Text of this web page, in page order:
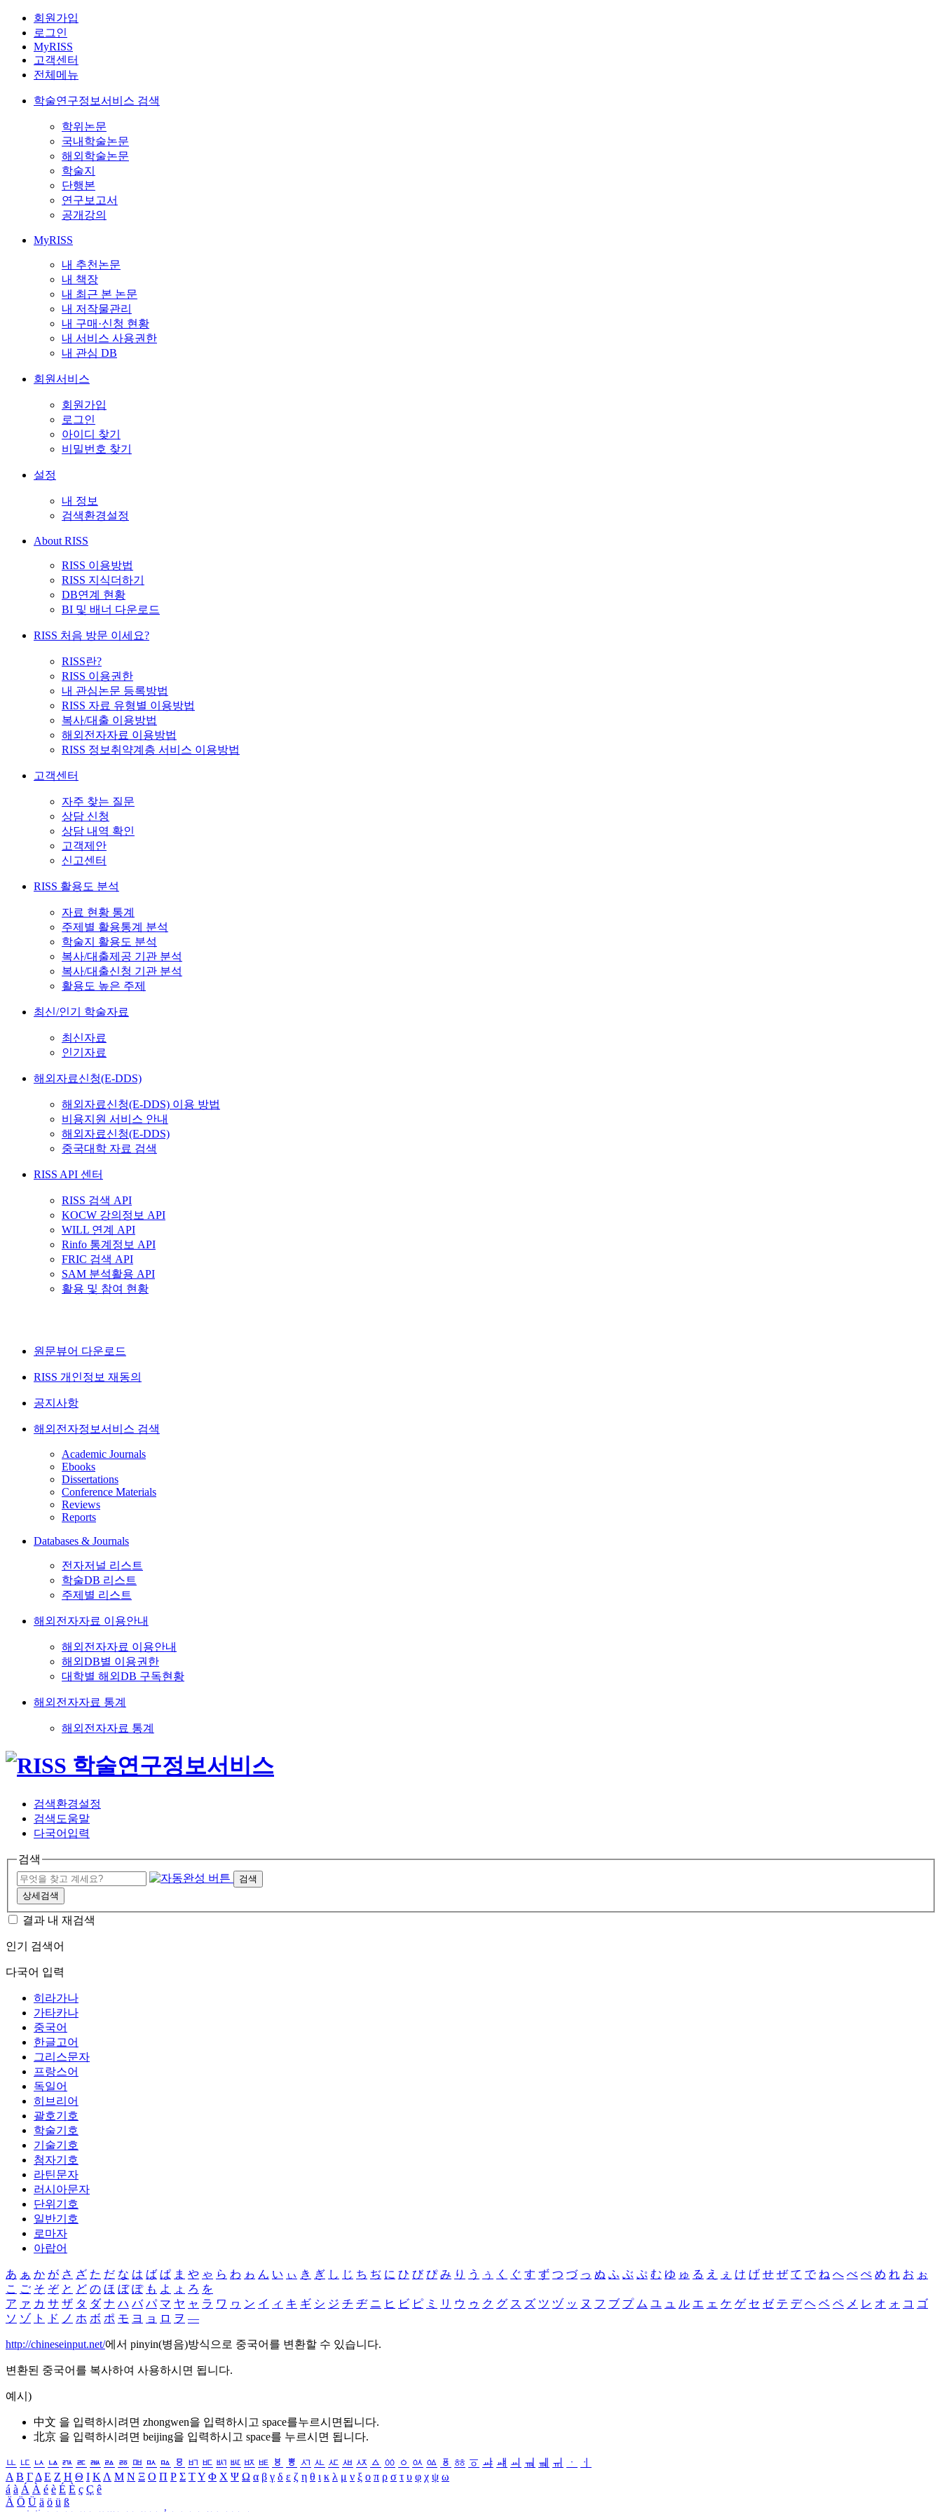
회원가입
로그인
MyRISS
고객센터
전체메뉴
학술연구정보서비스 검색
학위논문
국내학술논문
해외학술논문
학술지
단행본
연구보고서
공개강의
MyRISS
내 추천논문
내 책장
내 최근 본 논문
내 저작물관리
내 구매·신청 현황
내 서비스 사용권한
내 관심 DB
회원서비스
회원가입
로그인
아이디 찾기
비밀번호 찾기
설정
내 정보
검색환경설정
About RISS
RISS 이용방법
RISS 지식더하기
DB연계 현황
BI 및 배너 다운로드
RISS 처음 방문 이세요?
RISS란?
RISS 이용권한
내 관심논문 등록방법
RISS 자료 유형별 이용방법
복사/대출 이용방법
해외전자자료 이용방법
RISS 정보취약계층 서비스 이용방법
고객센터
자주 찾는 질문
상담 신청
상담 내역 확인
고객제안
신고센터
RISS 활용도 분석
자료 현황 통계
주제별 활용통계 분석
학술지 활용도 분석
복사/대출제공 기관 분석
복사/대출신청 기관 분석
활용도 높은 주제
최신/인기 학술자료
최신자료
인기자료
해외자료신청(E-DDS)
해외자료신청(E-DDS) 이용 방법
비용지원 서비스 안내
해외자료신청(E-DDS)
중국대학 자료 검색
RISS API 센터
RISS 검색 API
KOCW 강의정보 API
WILL 연계 API
Rinfo 통계정보 API
FRIC 검색 API
SAM 분석활용 API
활용 및 참여 현황
원문뷰어 다운로드
RISS 개인정보 재동의
공지사항
해외전자정보서비스 검색
Academic Journals
Ebooks
Dissertations
Conference Materials
Reviews
Reports
Databases & Journals
전자저널 리스트
학술DB 리스트
주제별 리스트
해외전자자료 이용안내
해외전자자료 이용안내
해외DB별 이용권한
대학별 해외DB 구독현황
해외전자자료 통계
해외전자자료 통계
검색환경설정
검색도움말
다국어입력
검색
검색
상세검색
결과 내 재검색
인기 검색어
다국어 입력
히라가나
가타카나
중국어
한글고어
그리스문자
프랑스어
독일어
히브리어
괄호기호
학술기호
기술기호
첨자기호
라틴문자
러시아문자
단위기호
일반기호
로마자
아랍어
あ ぁ か が さ ざ た だ な は ば ぱ ま や ゃ ら わ ゎ ん い ぃ き ぎ し じ ち ぢ に ひ び ぴ み り う ぅ く ぐ す ず つ づ っ ぬ ふ ぶ ぷ む ゆ ゅ る え ぇ け げ せ ぜ て で ね へ べ ぺ め れ お ぉ
こ ご そ ぞ と ど の ほ ぼ ぽ も よ ょ ろ を
ア ァ カ サ ザ タ ダ ナ ハ バ パ マ ヤ ャ ラ ワ ヮ ン イ ィ キ ギ シ ジ チ ヂ ニ ヒ ビ ピ ミ リ ウ ゥ ク グ ス ズ ツ ヅ ッ ヌ フ ブ プ ム ユ ュ ル エ ェ ケ ゲ セ ゼ テ デ ヘ ベ ペ メ レ オ ォ コ ゴ
ソ ゾ ト ド ノ ホ ボ ポ モ ヨ ョ ロ ヲ ―
http://chineseinput.net/에서 pinyin(병음)방식으로 중국어를 변환할 수 있습니다.
변환된 중국어를 복사하여 사용하시면 됩니다.
예시)
中文 을 입력하시려면 zhongwen을 입력하시고 space를누르시면됩니다.
北京 을 입력하시려면 beijing을 입력하시고 space를 누르시면 됩니다.
ㅥ ㅦ ㅧ ㅨ ㅩ ㅪ ㅫ ㅬ ㅭ ㅮ ㅯ ㅰ ㅱ ㅲ ㅳ ㅴ ㅵ ㅶ ㅷ ㅸ ㅹ ㅺ ㅻ ㅼ ㅽ ㅾ ㅿ ㆀ ㆁ ㆂ ㆃ ㆄ ㆅ ㆆ ㆇ ㆈ ㆉ ㆊ ㆋ ㆌ ㆍ
ㆎ
Α Β ΓΔ Ε Ζ Η Θ Ι ΚΛ Μ Ν Ξ Ο Π Ρ Σ ΤΥ Φ Χ Ψ Ω α β γ δ ε ζ η θ ι κ λ μ ν ξ ο π ρ σ τ υ φ χ ψ ω
á à Á À é è É È ç Ç ê
Ä Ö Ü ä ö ü ß